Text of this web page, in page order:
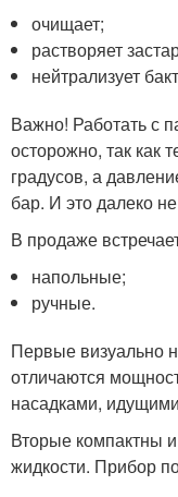
очищает;
растворяет
нейтрализует
Важно! Работать с
осторожно, так как
градусов, а
бар. И это далеко
В продаже
напольные;
ручные.
Первые визуально
отличаются
насадками,
Вторые компактны
жидкости. Прибор